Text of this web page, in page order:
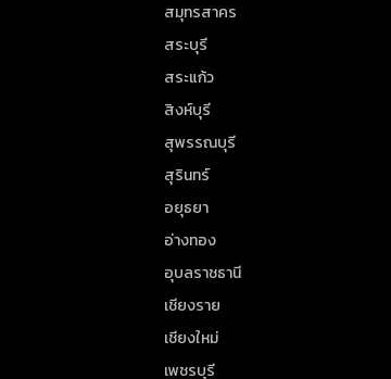
สมุทรสาคร
สระบุรี
สระแก้ว
สิงห์บุรี
สุพรรณบุรี
สุรินทร์
อยุธยา
อ่างทอง
อุบลราชธานี
เชียงราย
เชียงใหม่
เพชรบุรี